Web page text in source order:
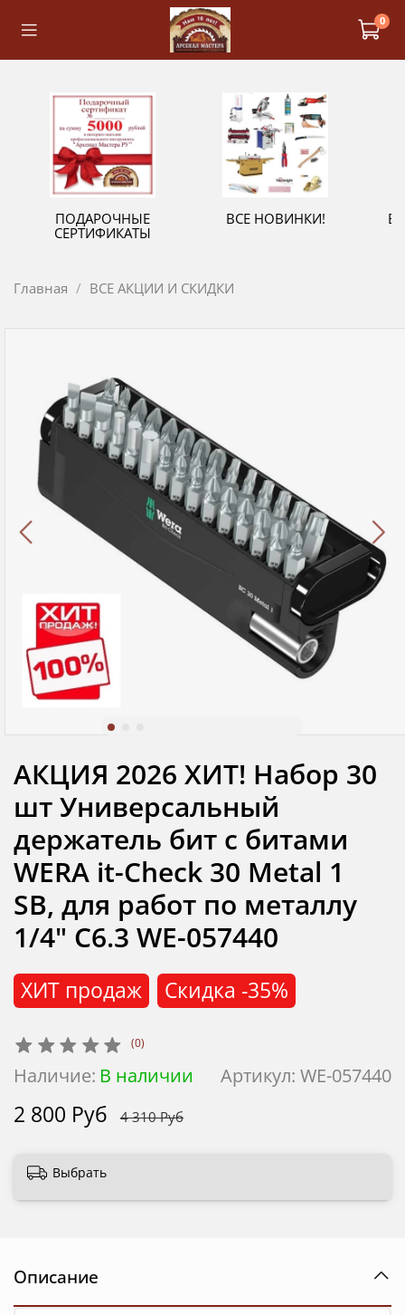
0
ПОДАРОЧНЫЕ
СЕРТИФИКАТЫ
ВСЕ НОВИНКИ!
Главная ВСЕ АКЦИИ И СКИДКИ
(0)
Артикул: WE-057440
Наличие: В наличии
ХИТ продаж Скидка -35%
АКЦИЯ 2026 ХИТ! Набор 30
шт Универсальный
держатель бит с битами
WERA it-Check 30 Metal 1
SB, для работ по металлу
1/4" C6.3 WE-057440
2 800 Руб 4 310 Руб
Выбрать
Описание